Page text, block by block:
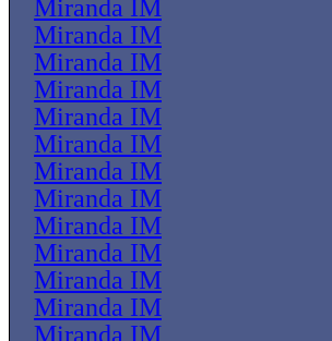
Miranda IM
Miranda IM
Miranda IM
Miranda IM
Miranda IM
Miranda IM
Miranda IM
Miranda IM
Miranda IM
Miranda IM
Miranda IM
Miranda IM
Miranda IM